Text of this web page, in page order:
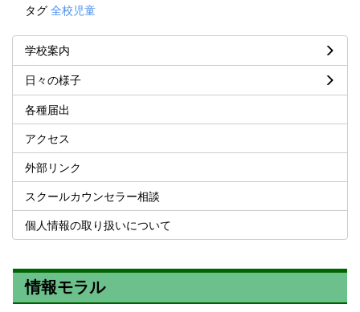
タグ 全校児童
学校案内
日々の様子
各種届出
アクセス
外部リンク
スクールカウンセラー相談
個人情報の取り扱いについて
情報モラル